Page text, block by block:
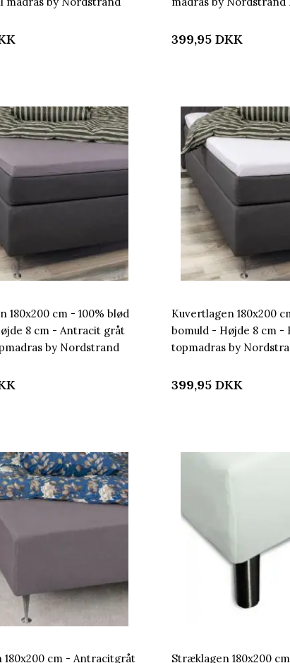
399,95 DKK
180x200 cm - 100% blød
8 cm - Antracit gråt
by Nordstrand
Kuvertlagen 180x200
bomuld - Højde 8 cm -
topmadras by
399,95 DKK
cm - Antracitgråt Stræklagen 180x200